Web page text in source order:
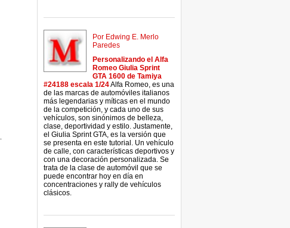
Por Edwing E. Merlo
Paredes
Personalizando el Alfa
Romeo Giulia Sprint
GTA 1600 de Tamiya
#24188 escala 1/24Alfa Romeo, es una
de las marcas de automóviles italianos
más legendarias y míticas en el mundo
de la competición, y cada uno de sus
vehículos, son sinónimos de belleza,
clase, deportividad y estilo. Justamente,
el Giulia Sprint GTA, es la versión que
se presenta en este tutorial. Un vehículo
de calle, con características deportivos y
con una decoración personalizada. Se
trata de la clase de automóvil que se
puede encontrar hoy en día en
concentraciones y rally de vehículos
clásicos.